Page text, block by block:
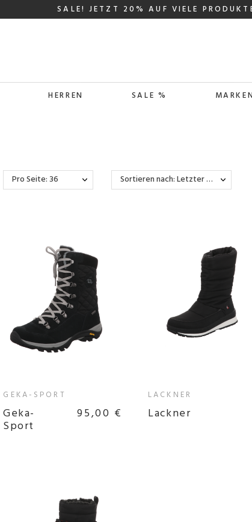
SALE! JETZT 20% AUF VIELE
HERREN SALE % MARKEN
Pro Seite: 36 Sortieren nach: Letzter Wareneingang
GEKA-SPORT
Geka-
Sport
95,00 €
LACKNER
Lackner